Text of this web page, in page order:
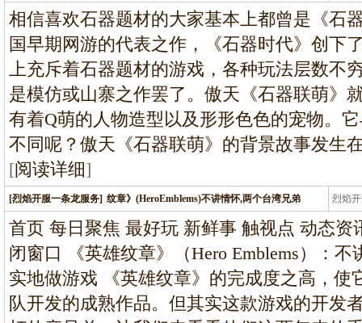
条
相信喜欢石器题材的大家基本上都曾是《石
国早期网游的代表之作，《石器时代》创下
上充斥着石器题材的游戏，各种玩法层数不
是模仿或山寨之作罢了。傲天《石器联萌》
有着Q萌的人物造型以及形形色色的宠物。
不同呢？傲天《石器联萌》的背景故事发生
[阅读详细]
[烈焰开服一条龙服务] 纹章》(HeroEmblems)不讲情怀,两个台湾兄弟 烈焰
龙
首页 每日聚焦 最好玩 新鲜事 触视点 动态
闭窗口 《英雄纹章》（Hero Emblems）：
实地做游戏 《英雄纹章》的完成度之高，使
队开发的成熟作品。但其实这款游戏的开发